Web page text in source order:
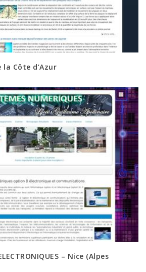
Côte d’Azur
– Nice (Alpes